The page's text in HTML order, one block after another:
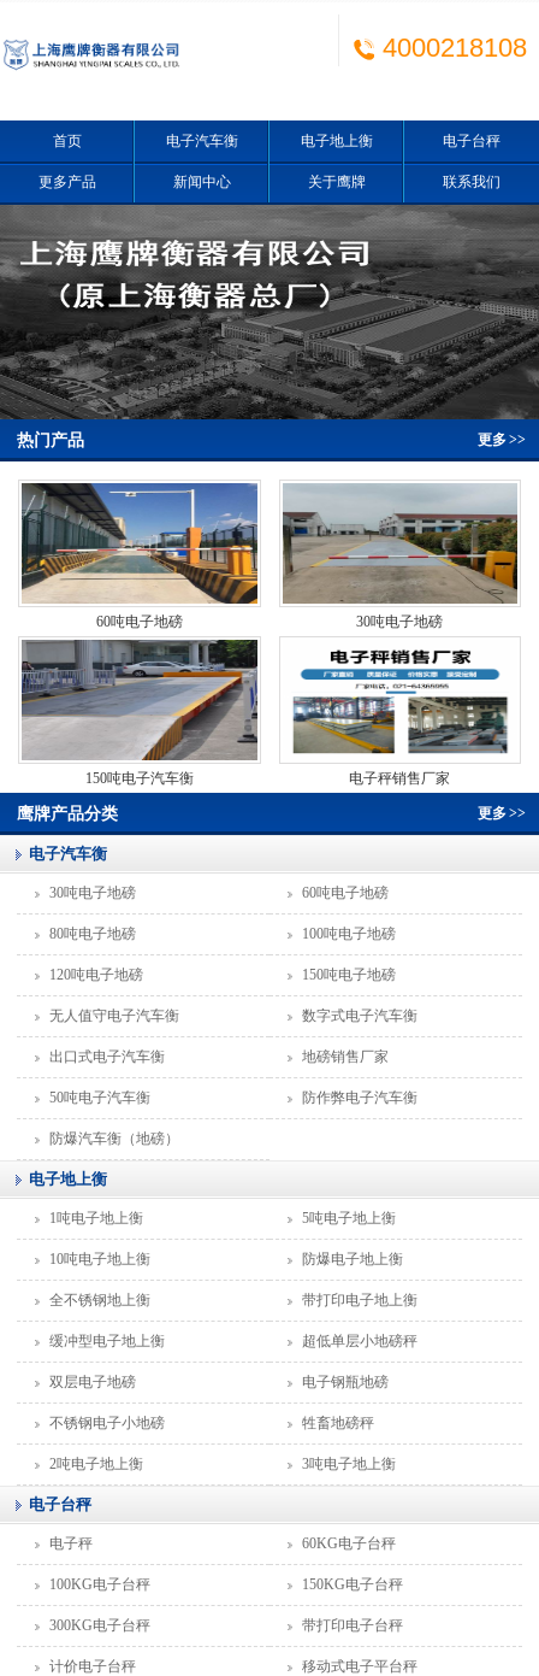
4000218108
首页 电子汽车衡 电子地上衡 电子台秤
更多产品 新闻中心 关于鹰牌 联系我们
更多>>
热门产品
60吨电子地磅 30吨电子地磅
150吨电子汽车衡 电子秤销售厂家
更多>>
鹰牌产品分类
电子汽车衡
30吨电子地磅 60吨电子地磅
80吨电子地磅 100吨电子地磅
120吨电子地磅 150吨电子地磅
无人值守电子汽车衡 数字式电子汽车衡
出口式电子汽车衡 地磅销售厂家
50吨电子汽车衡 防作弊电子汽车衡
防爆汽车衡（地磅）
电子地上衡
1吨电子地上衡 5吨电子地上衡
10吨电子地上衡 防爆电子地上衡
全不锈钢地上衡 带打印电子地上衡
缓冲型电子地上衡 超低单层小地磅秤
双层电子地磅 电子钢瓶地磅
不锈钢电子小地磅 牲畜地磅秤
2吨电子地上衡 3吨电子地上衡
电子台秤
电子秤 60KG电子台秤
100KG电子台秤 150KG电子台秤
300KG电子台秤 带打印电子台秤
计价电子台秤 移动式电子平台秤